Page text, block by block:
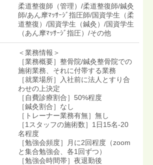
柔道整復師（管理）/柔道整復師/鍼灸
師/あん摩ﾏｯｻｰｼﾞ指圧師/国資学生（柔
道整復）/国資学生（鍼灸）/国資学生
（あん摩ﾏｯｻｰｼﾞ指圧）/その他
＜業務情報＞
［業務概要］整骨院/鍼灸整骨院での
施術業務、それに付帯する業務
［就業場所］入社前に法人とすり合
わせの上決定
［自費診療割合］50%程度
［鍼灸割合］なし
［トレーナー業務有無］無し
［1スタッフの施術数］1日15名-20
名程度
［勉強会頻度］月に2回程度（zoom
と集合勉強会、各1回ずつ）
［勉強会時間帯］夜退勤後